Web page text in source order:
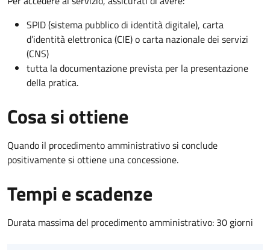
SPID (sistema pubblico di identità digitale), carta
d’identità elettronica (CIE) o carta nazionale dei servizi
(CNS)
tutta la documentazione prevista per la presentazione
della pratica.
Cosa si ottiene
Quando il procedimento amministrativo si conclude
positivamente si ottiene una concessione.
Tempi e scadenze
Durata massima del procedimento amministrativo: 30 giorni